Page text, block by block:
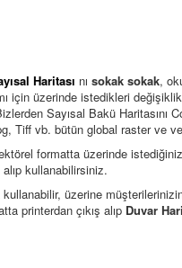
Haritası nı sokak sokak,
için üzerinde istedikleri
Sayısal Bakü
Tiff vb. bütün global raster ve
formatta üzerinde
kullanabilirsiniz.
üzerine
printerdan çıkış alıp Duvar
İzni